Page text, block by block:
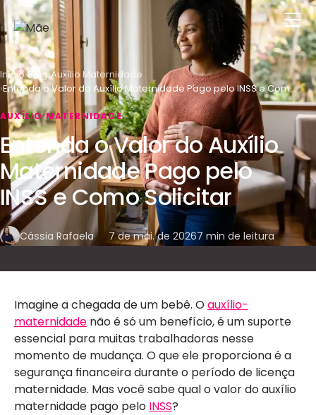
Início Blog Auxílio Maternidade
Entenda o Valor do Auxílio Maternidade Pago pelo INSS e Como Solicitar
AUXÍLIO MATERNIDADE
Entenda o Valor do Auxílio
Maternidade Pago pelo
INSS e Como Solicitar
Cássia Rafaela 7 de mai. de 20267 min de leitura
Imagine a chegada de um bebê. Oauxílio-
maternidade não é só um benefício, é um suporte
essencial para muitas trabalhadoras nesse
momento de mudança. O que ele proporciona é a
segurança financeira durante o período de licença
maternidade. Mas você sabe qual o valor do auxílio
maternidade pago pelo INSS?